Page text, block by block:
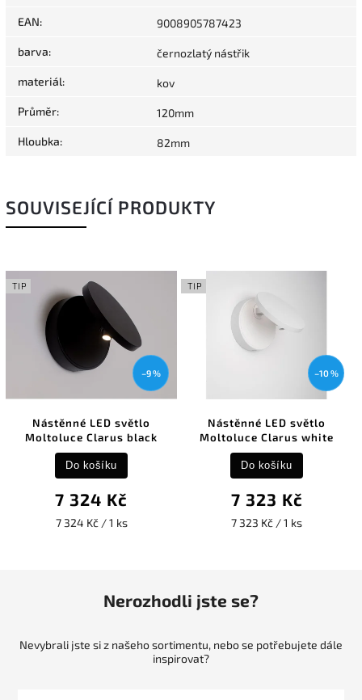
EAN: 9008905787423
barva: černozlatý nástřik
materiál: kov
Průměr: 120mm
Hloubka: 82mm
SOUVISEJÍCÍ PRODUKTY
TIP
–9 %
Nástěnné LED světlo
Moltoluce Clarus black
7 324 Kč
7 324 Kč / 1 ks
Do košíku
TIP
–10 %
Nástěnné LED světlo
Moltoluce Clarus white
7 323 Kč
7 323 Kč / 1 ks
Do košíku
Nerozhodli jste se?
Nevybrali jste si z našeho sortimentu, nebo se potřebujete dále
inspirovat?